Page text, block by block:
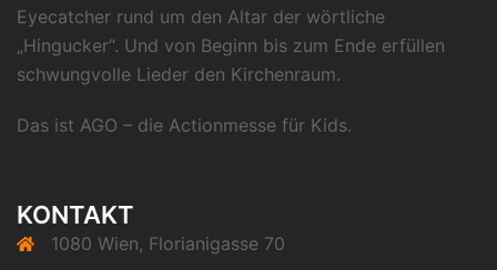
Eyecatcher rund um den Altar der wörtliche
„Hingucker“. Und von Beginn bis zum Ende erfüllen
schwungvolle Lieder den Kirchenraum.
Das ist AGO – die Actionmesse für Kids.
KONTAKT
1080 Wien, Florianigasse 70